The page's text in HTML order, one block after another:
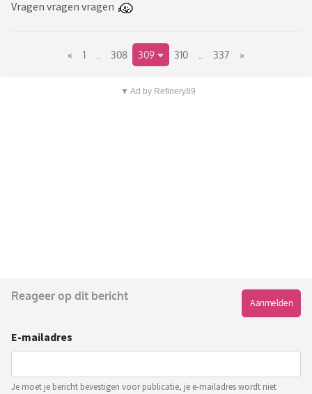
Vragen vragen vragen
« 1 308 309 310 337 »
▼ Ad by Refinery89
Reageer op dit bericht
Aanmelden
E-mailadres
Je moet je bericht bevestigen voor publicatie, je e-mailadres wordt niet